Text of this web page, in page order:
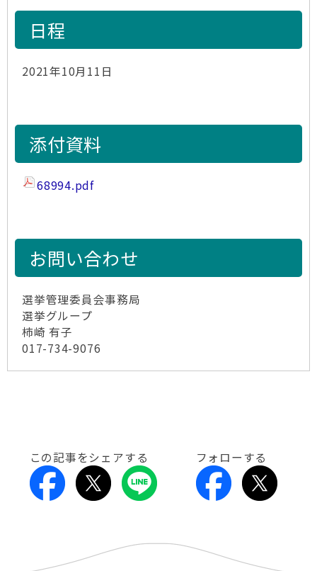
日程
2021年10月11日
添付資料
68994.pdf
お問い合わせ
選挙管理委員会事務局
選挙グループ
柿崎 有子
017-734-9076
この記事をシェアする フォローする